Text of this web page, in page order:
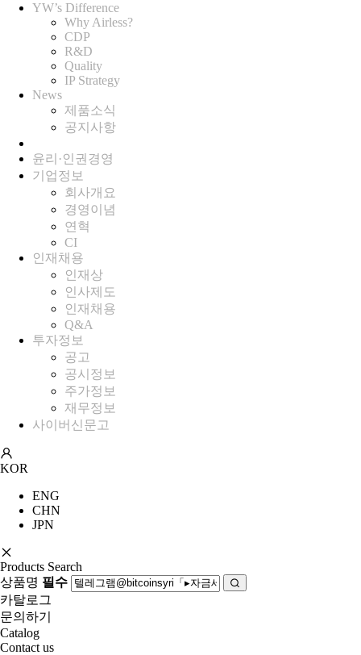
YW’s Difference
Why Airless?
CDP
R&D
Quality
IP Strategy
News
제품소식
공지사항
윤리·인권경영
기업정보
회사개요
경영이념
연혁
CI
인재채용
인재상
인사제도
인재채용
Q&A
투자정보
공고
공시정보
주가정보
재무정보
사이버신문고
KOR
ENG
CHN
JPN
Products Search
상품명 필수
카탈로그
문의하기
Catalog
Contact us